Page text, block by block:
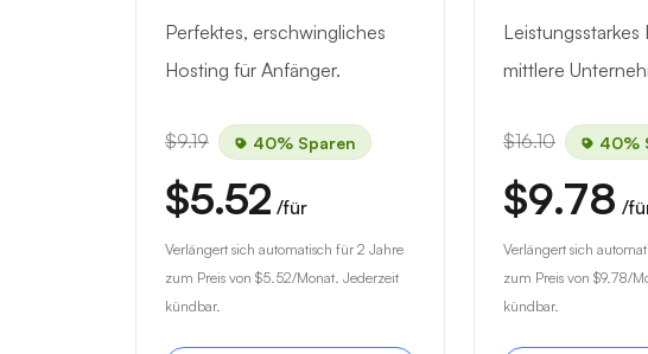
Perfektes, erschwingliches
Hosting für Anfänger.
$9.19 40% Sparen
$5.52 /für
Verlängert sich automatisch für 2 Jahre
zum Preis von $5.52/Monat. Jederzeit
kündbar.
Leistungsstarkes
mittlere
$16.10 40%
$9.78 /
Verlängert sich
zum Preis von $9.78/
kündbar.